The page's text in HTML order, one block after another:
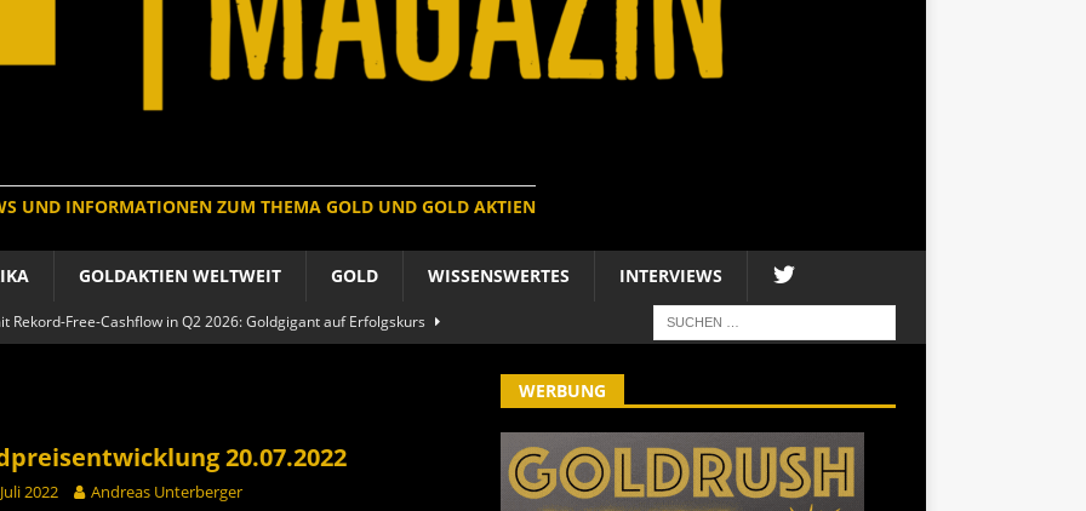
UND INFORMATIONEN ZUM THEMA GOLD UND GOLD AKTIEN
GOLDAKTIEN WELTWEIT GOLD WISSENSWERTES INTERVIEWS
Rekord-Free-Cashflow in Q2 2026: Goldgigant auf Erfolgskurs
der Welt baut um: Newmont vor Befreiungsschlag
im arktischen Härtetest: Feuer-Drama fordert neuen CEO heraus
20.07.2022
2022 Andreas Unterberger
WERBUNG